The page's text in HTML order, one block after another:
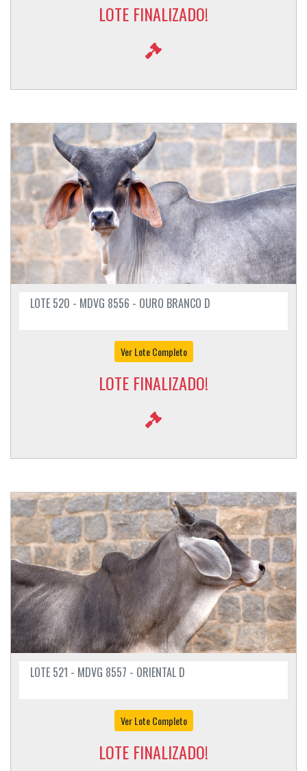
LOTE FINALIZADO!
LOTE 520 - MDVG 8556 - OURO BRANCO D
Ver Lote Completo
LOTE FINALIZADO!
LOTE 521 - MDVG 8557 - ORIENTAL D
Ver Lote Completo
LOTE FINALIZADO!